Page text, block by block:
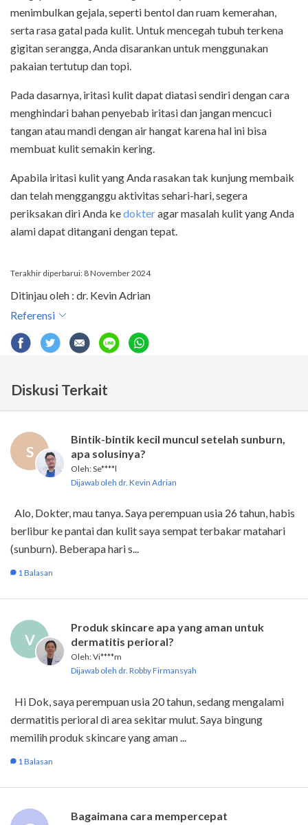
menimbulkan gejala, seperti bentol dan ruam kemerahan,
serta rasa gatal pada kulit. Untuk mencegah tubuh terkena
gigitan serangga, Anda disarankan untuk menggunakan
pakaian tertutup dan topi.
Pada dasarnya, iritasi kulit dapat diatasi sendiri dengan cara
menghindari bahan penyebab iritasi dan jangan mencuci
tangan atau mandi dengan air hangat karena hal ini bisa
membuat kulit semakin kering.
Apabila iritasi kulit yang Anda rasakan tak kunjung membaik
dan telah mengganggu aktivitas sehari-hari, segera
periksakan diri Anda kedokteragar masalah kulit yang Anda
alami dapat ditangani dengan tepat.
Terakhir diperbarui: 8 November 2024